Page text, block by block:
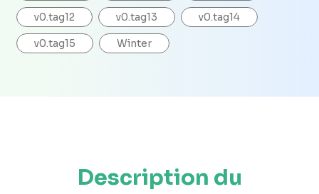
v0.tag12 v0.tag13 v0.tag14
v0.tag15 Winter
Description du